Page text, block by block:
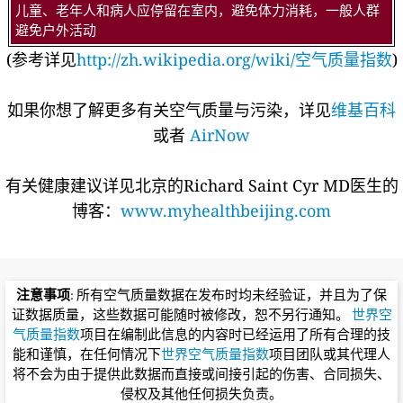
儿童、老年人和病人应停留在室内，避免体力消耗，一般人群
避免户外活动
(参考详见http://zh.wikipedia.org/wiki/空气质量指数)
如果你想了解更多有关空气质量与污染，详见维基百科
或者 AirNow
有关健康建议详见北京的Richard Saint Cyr MD医生的
博客： www.myhealthbeijing.com
注意事项: 所有空气质量数据在发布时均未经验证，并且为了保
证数据质量，这些数据可能随时被修改，恕不另行通知。 世界空
气质量指数项目在编制此信息的内容时已经运用了所有合理的技
能和谨慎，在任何情况下世界空气质量指数项目团队或其代理人
将不会为由于提供此数据而直接或间接引起的伤害、合同损失、
侵权及其他任何损失负责。